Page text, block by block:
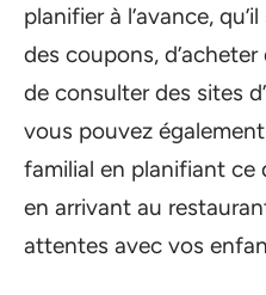
planifier à l’avance,
des coupons,
de consulter des sites
vous pouvez
familial en planifiant ce
en arrivant au
attentes avec vos